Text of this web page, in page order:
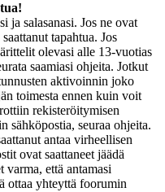
ja salasanasi. Jos ne ovat
tapahtua. Jos
olevasi alle 13-vuotias
saamiasi ohjeita. Jotkut
aktivoinnin joko
toimesta ennen kuin voit
rekisteröitymisen
sähköpostia, seuraa ohjeita.
antaa virheellisen
ovat saattaneet jäädä
varma, että antamasi
ottaa yhteyttä foorumin